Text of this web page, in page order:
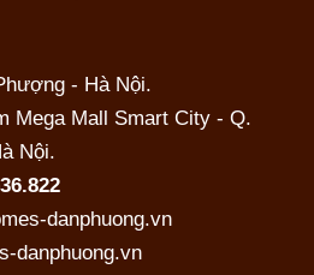
- Hà Nội.
Mega Mall Smart City - Q.
Nội.
danphuong.vn
danphuong.vn